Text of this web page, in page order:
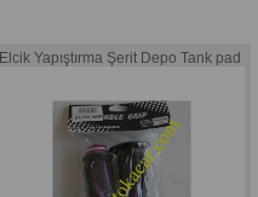
Elcik Yapıştırma Şerit Depo Tank pad